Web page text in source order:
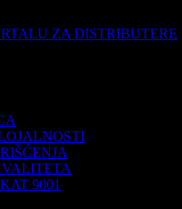
ZA DISTRIBUTERE
9001